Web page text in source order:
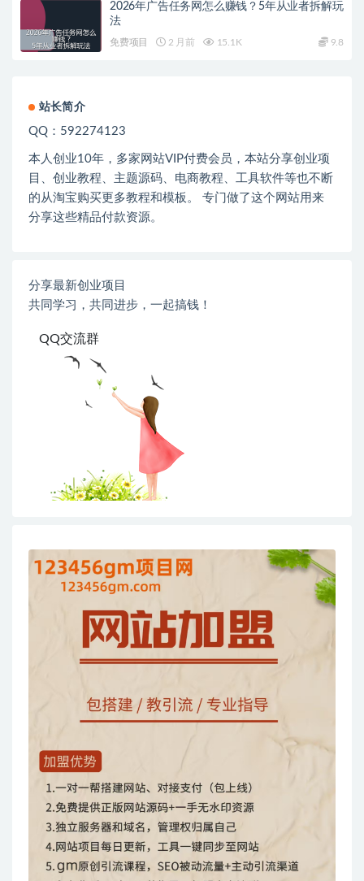
2026年广告任务网怎么赚钱？5年从业者拆解玩
法
免费项目 2 月前 15.1K 9.8
站长简介
QQ：592274123
本人创业10年，多家网站VIP付费会员，本站分享创业项
目、创业教程、主题源码、电商教程、工具软件等也不断
的从淘宝购买更多教程和模板。 专门做了这个网站用来
分享这些精品付款资源。
分享最新创业项目
共同学习，共同进步，一起搞钱！
QQ交流群